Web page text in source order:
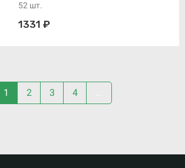
52 шт.
1331 ₽
1 2 3 4